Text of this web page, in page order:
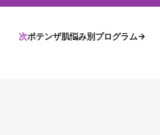
次ポテンザ肌悩み別プログラム→